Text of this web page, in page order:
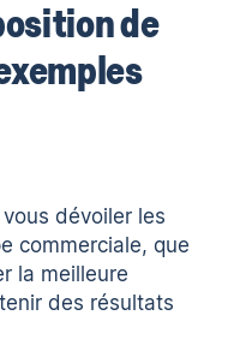
de
dévoiler les
commerciale, que
la meilleure
des résultats